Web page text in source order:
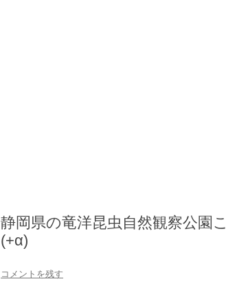
静岡県の竜洋昆虫自然観察公園
(+α)
コメントを残す